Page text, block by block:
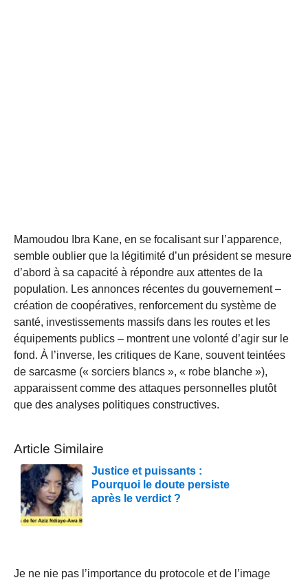
Mamoudou Ibra Kane, en se focalisant sur l’apparence,
semble oublier que la légitimité d’un président se mesure
d’abord à sa capacité à répondre aux attentes de la
population. Les annonces récentes du gouvernement –
création de coopératives, renforcement du système de
santé, investissements massifs dans les routes et les
équipements publics – montrent une volonté d’agir sur le
fond. À l’inverse, les critiques de Kane, souvent teintées
de sarcasme (« sorciers blancs », « robe blanche »),
apparaissent comme des attaques personnelles plutôt
que des analyses politiques constructives.
Article Similaire
Justice et puissants :
Pourquoi le doute persiste
après le verdict ?
Je ne nie pas l’importance du protocole et de l’image